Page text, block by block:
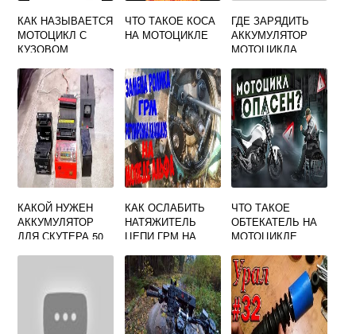
КАК НАЗЫВАЕТСЯ
МОТОЦИКЛ С
КУЗОВОМ
ЧТО ТАКОЕ КОСА
НА МОТОЦИКЛЕ
ГДЕ ЗАРЯДИТЬ
АККУМУЛЯТОР
МОТОЦИКЛА
КАКОЙ НУЖЕН
АККУМУЛЯТОР
ДЛЯ СКУТЕРА 50
КАК ОСЛАБИТЬ
НАТЯЖИТЕЛЬ
ЦЕПИ ГРМ НА
ЧТО ТАКОЕ
ОБТЕКАТЕЛЬ НА
МОТОЦИКЛЕ